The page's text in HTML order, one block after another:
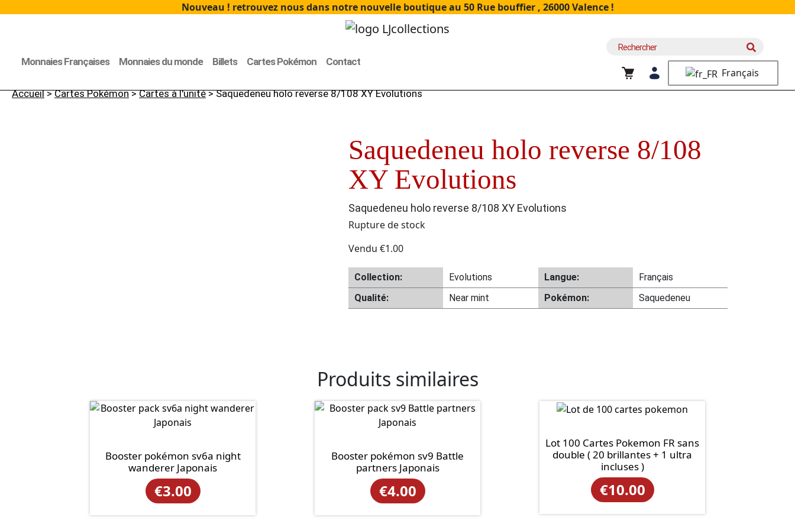
Nouveau ! retrouvez nous dans notre nouvelle boutique au 50 Rue bouffier , 26000 Valence !
Monnaies Françaises Monnaies du monde Billets Cartes Pokémon Contact
Recherche
Français
Accueil>Cartes Pokémon>Cartes à l'unité> Saquedeneu holo reverse 8/108 XY Evolutions
Saquedeneu holo reverse 8/108
XY Evolutions
Saquedeneu holo reverse 8/108 XY Evolutions
Rupture de stock
Vendu €1.00
Collection: Evolutions Langue:
Français
Qualité:
Near mint Pokémon: Saquedeneu
Produits similaires
Booster pokémon sv6a night
wanderer Japonais
€3.00
Booster pokémon sv9 Battle
partners Japonais
€4.00
Lot 100 Cartes Pokemon FR sans
double ( 20 brillantes + 1 ultra
incluses )
€10.00